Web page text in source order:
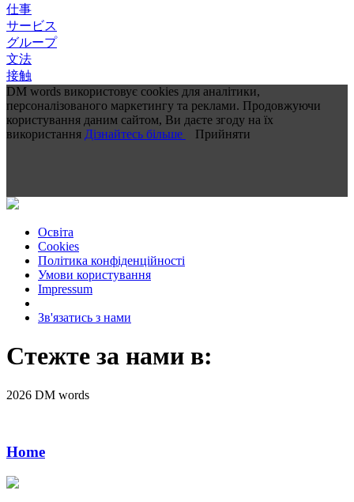
仕事
サービス
グループ
文法
接触
DM words використовує cookies для аналітики,
персоналізованого маркетингу та реклами. Продовжуючи
користування даним сайтом, Ви даєте згоду на їх
використання Дізнайтесь більше Прийняти
Освіта
Cookies
Політика конфіденційності
Умови користування
Impressum
Зв'язатись з нами
Стежте за нами в:
2026 DM words
Home